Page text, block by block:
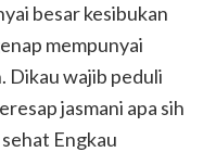
besar kesibukan
mempunyai
Dikau wajib peduli
jasmani apa sih
Engkau